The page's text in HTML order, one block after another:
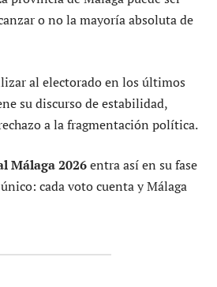
o no la mayoría absoluta de
al electorado en los últimos
su discurso de estabilidad,
a la fragmentación política.
Málaga 2026entra así en su fase
cada voto cuenta y Málaga